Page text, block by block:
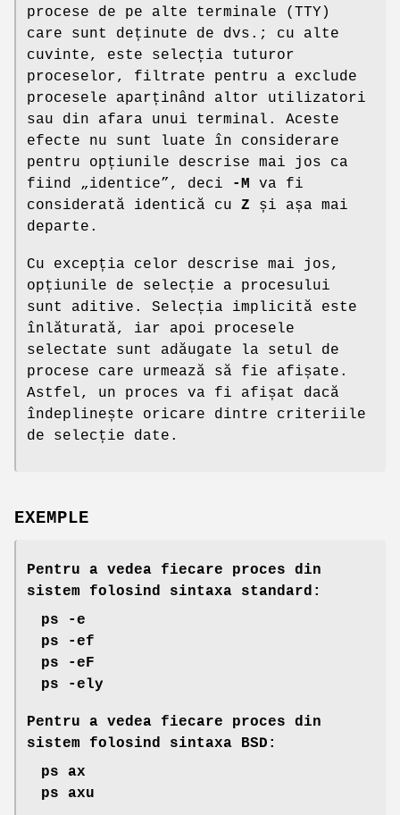
procese de pe alte terminale (TTY)
care sunt deținute de dvs.; cu alte
cuvinte, este selecția tuturor
proceselor, filtrate pentru a exclude
procesele aparținând altor utilizatori
sau din afara unui terminal. Aceste
efecte nu sunt luate în considerare
pentru opțiunile descrise mai jos ca
fiind „identice”, deci
-M
va fi
considerată identică cu Z și așa mai
departe.
Cu excepția celor descrise mai jos,
opțiunile de selecție a procesului
sunt aditive. Selecția implicită este
înlăturată, iar apoi procesele
selectate sunt adăugate la setul de
procese care urmează să fie afișate.
Astfel, un proces va fi afișat dacă
îndeplinește oricare dintre criteriile
de selecție date.
EXEMPLE
Pentru a vedea fiecare proces din
sistem folosind sintaxa standard:
ps -e
ps -ef
ps -eF
ps -ely
Pentru a vedea fiecare proces din
sistem folosind sintaxa BSD:
ps ax
ps axu